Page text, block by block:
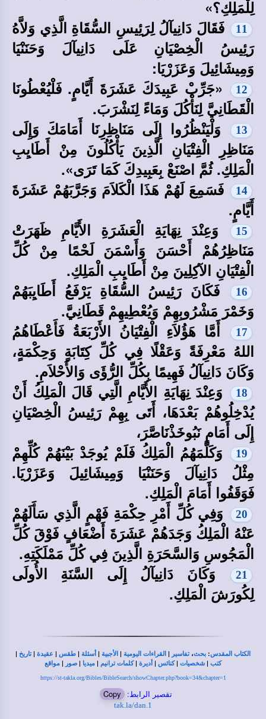
لِلْمَلِكِ؟»
11
فَقَالَ دَانِيآلُ لِرَئِيسِ السُّقَاةِ الَّذِي وَلاَّهُ
رَئِيسُ الْخِصْيَانِ عَلَى دَانِيآلَ وَحَنَنْيَا
وَمِيشَائِيلَ وَعَزَرْيَا:
12
«جَرِّبْ عَبِيدَكَ عَشَرَةَ أَيَّامٍ. فَلْيُعْطُونَا
الْقَطَانِيَّ لِنَأْكُلَ وَمَاءً لِنَشْرَبَ.
13
وَلْيَنْظُرُوا إِلَى مَنَاظِرِنَا أَمَامَكَ وَإِلَى
مَنَاظِرِ الْفِتْيَانِ الَّذِينَ يَأْكُلُونَ مِنْ أَطَايِبِ
الْمَلِكِ. ثُمَّ اصْنَعْ بِعَبِيدِكَ كَمَا تَرَى».
14
فَسَمِعَ لَهُمْ هَذَا الْكَلاَمَ وَجَرَّبَهُمْ عَشَرَةَ
أَيَّامٍ.
15
وَعِنْدَ نِهَايَةِ الْعَشَرَةِ الأَيَّامِ ظَهَرَتْ
مَنَاظِرُهُمْ أَحْسَنَ وَأَسْمَنَ لَحْمًا مِنْ كُلِّ
الْفِتْيَانِ الآكِلِينَ مِنْ أَطَايِبِ الْمَلِكِ.
16
فَكَانَ رَئِيسُ السُّقَاةِ يَرْفَعُ أَطَايِبَهُمْ
وَخَمْرَ مَشْرُوبِهِمْ وَيُعْطِيهِمْ قَطَانِيَّ.
17
أَمَّا هَؤُلاَءِ الْفِتْيَانُ الأَرْبَعَةُ فَأَعْطَاهُمُ
اللهُ مَعْرِفَةً وَعَقْلًا فِي كُلِّ كِتَابَةٍ وَحِكْمَةٍ،
وَكَانَ دَانِيآلُ فَهِيمًا بِكُلِّ الرُّؤَى وَالأَحْلاَمِ.
18
وَعِنْدَ نِهَايَةِ الأَيَّامِ الَّتِي قَالَ الْمَلِكُ أَنْ
يُدْخِلُوهُمْ بَعْدَهَا، أَتَى بِهِمْ رَئِيسُ الْخِصْيَانِ
إِلَى أَمَامِ نَبُوخَذْنَاصَّرَ،
19
وَكَلَّمَهُمُ الْمَلِكُ فَلَمْ يُوجَدْ بَيْنَهُمْ كُلِّهِمْ
مِثْلُ دَانِيآلَ وَحَنَنْيَا وَمِيشَائِيلَ وَعَزَرْيَا.
فَوَقَفُوا أَمَامَ الْمَلِكِ.
20
وَفِي كُلِّ أَمْرِ حِكْمَةِ فَهْمٍ الَّذِي سَأَلَهُمْ
عَنْهُ الْمَلِكُ وَجَدَهُمْ عَشَرَةَ أَضْعَافٍ فَوْقَ كُلِّ
الْمَجُوسِ وَالسَّحَرَةِ الَّذِينَ فِي كُلِّ مَمْلَكَتِهِ.
21
وَكَانَ دَانِيآلُ إِلَى السَّنَةِ الأُولَى
لِكُورَشَ الْمَلِكِ.
الكتاب المقدس: بحث،تفاسير | القراءات اليومية | الأجبية | أسئلة | طقس | عقيدة |تاريخ |
كتب | شخصيات |كنائس | أديرة |كلمات ترانيم | ميديا | صور | مواقع
https://st-takla.org/Bibles/BibleSearch/showChapter.php?book=34&chapter=1
تقصير الرابط: Copy
tak.la/dan.1